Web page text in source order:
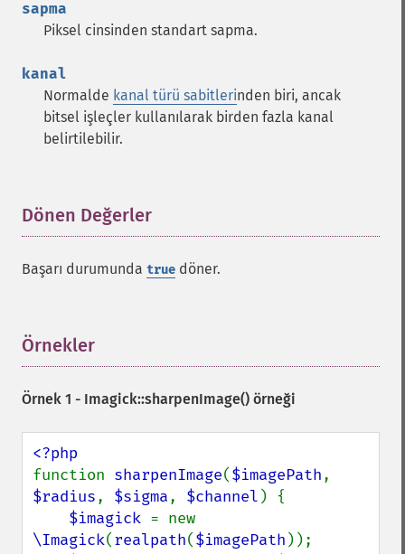
sapma
Piksel cinsinden standart sapma.
kanal
Normalde kanal türü sabitlerinden biri, ancak
bitsel işleçler kullanılarak birden fazla kanal
belirtilebilir.
Dönen Değerler
Başarı durumunda true döner.
Örnekler
Örnek 1 - Imagick::sharpenImage() örneği
function sharpenImage($imagePath
$radius, $sigma, $channel ) {
$imagick
\Imagick(realpath($imagePath ));
getInterlaceScheme
getIteratorIndex
getOption
getPackageName
getPage
getPixelIterator
getQuantum
getRegistry
getResourceLimit
getSizeOffset
haldClutImage
hasNextImage
hasPreviousImage
identifyFormat
identifyImage